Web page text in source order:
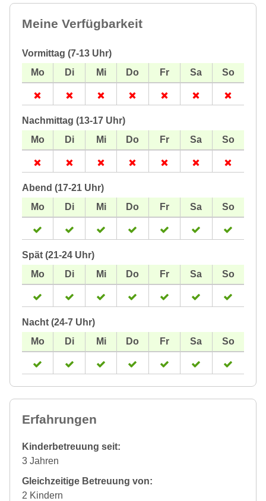
Meine Verfügbarkeit
Vormittag (7-13 Uhr)
Nachmittag (13-17 Uhr)
Abend (17-21 Uhr)
Spät (21-24 Uhr)
Nacht (24-7 Uhr)
Erfahrungen
Kinderbetreuung seit:
3 Jahren
Gleichzeitige Betreuung von:
2 Kindern